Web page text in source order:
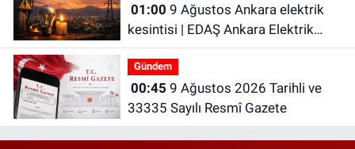
01:00
kesintisi | EDAŞ Ankara Elektrik
Kesintisi
Gündem
00:45
33335 Sayılı Resmî Gazete